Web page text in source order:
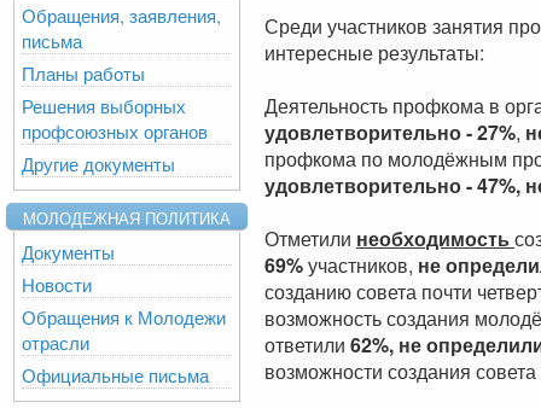
Обращения, заявления,
письма
Планы работы
Решения выборных
профсоюзных органов
Другие документы
МОЛОДЕЖНАЯ ПОЛИТИКА
Документы
Новости
Обращения к Молодежи
отрасли
Официальные письма
Среди участников занятия
интересные результаты:
Деятельность профкома в
удовлетворительно - 27%,
профкома по молодёжным
удовлетворительно - 47%,
Отметили необходимость
69%участников, не
созданию совета почти
возможность создания
ответили62%, не
возможности создания